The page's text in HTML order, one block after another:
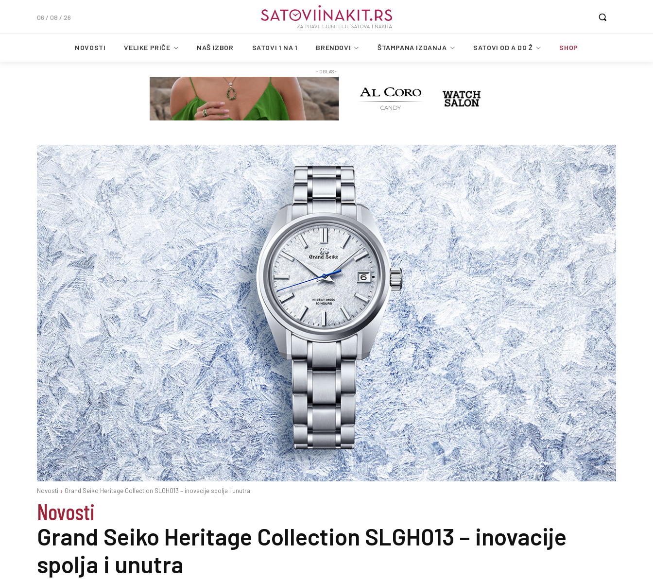
06 / 08 / 26
NOVOSTI VELIKE PRIČE NAŠ IZBOR SATOVI 1 NA 1 BRENDOVI ŠTAMPANA IZDANJA SATOVI OD A DO Ž SHOP
- OGLAS -
Novosti Grand Seiko Heritage Collection SLGH013 – inovacije spolja i unutra
Novosti
Grand Seiko Heritage Collection SLGH013 – inovacije
spolja i unutra